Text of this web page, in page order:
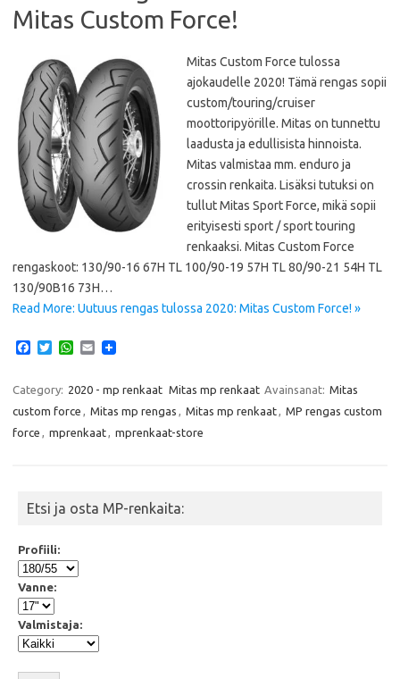
Mitas Custom Force!
Mitas Custom Force tulossa
ajokaudelle 2020! Tämä rengas sopii
custom/touring/cruiser
moottoripyörille. Mitas on tunnettu
laadusta ja edullisista hinnoista.
Mitas valmistaa mm. enduro ja
crossin renkaita. Lisäksi tutuksi on
tullut Mitas Sport Force, mikä sopii
erityisesti sport / sport touring
renkaaksi. Mitas Custom Force
rengaskoot: 130/90-16 67H TL 100/90-19 57H TL 80/90-21 54H TL
130/90B16 73H…
Read More: Uutuus rengas tulossa 2020: Mitas Custom Force! »
e
b
o
o
T
t
t
e
r
W
t
A
p
E
i
l
Category: 2020 - mp renkaat Mitas mp renkaat Avainsanat: Mitas
custom force , Mitas mp rengas , Mitas mp renkaat, MP rengas custom
force , mprenkaat, mprenkaat-store
Etsi ja osta MP-renkaita:
Profiili:
Vanne:
Valmistaja: